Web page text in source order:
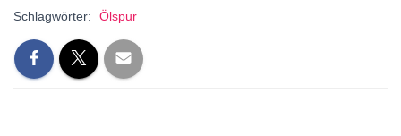
Schlagwörter:
Ölspur